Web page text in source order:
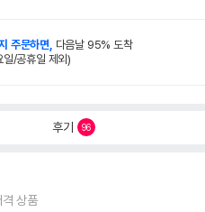
주문하면, 다음날 95% 도착
일/공휴일 제외)
후기 96
상품